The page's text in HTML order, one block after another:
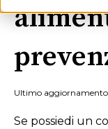
Ultimo
Se possiedi un